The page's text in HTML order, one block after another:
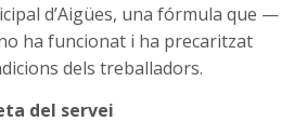
d’Aigües, una fórmula que —
ha funcionat i ha precaritzat
dels treballadors.
del servei